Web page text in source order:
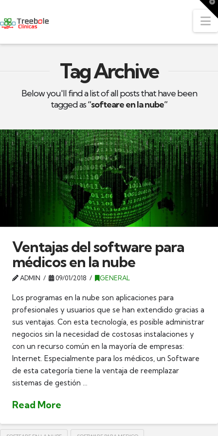
Tag Archive
Below you'll find a list of all posts that have been
tagged as“softeare en la nube”
Ventajas del software para
médicos en la nube
ADMIN 09/01/2018 GENERAL
Los programas en la nube son aplicaciones para
profesionales y usuarios que se han extendido gracias a
sus ventajas. Con esta tecnología, es posible administrar
negocios sin la necesidad de costosas instalaciones y
con un recurso común en la mayoría de empresas:
Internet. Especialmente para los médicos, un Software
de esta categoría tiene la ventaja de reemplazar
sistemas de gestión …
Read More